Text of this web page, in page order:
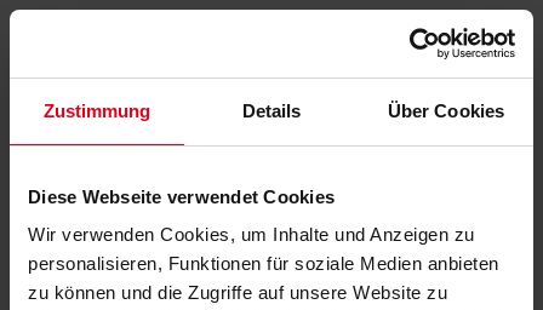
Zustimmung Details Über Cookies
Diese Webseite verwendet Cookies
Wir verwenden Cookies, um Inhalte und Anzeigen zu
personalisieren, Funktionen für soziale Medien anbieten
zu können und die Zugriffe auf unsere Website zu